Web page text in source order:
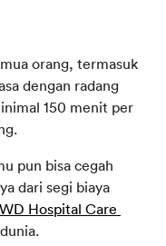
orang, termasuk
dengan radang
150 menit per
pun bisa cegah
dari segi biaya
Hospital Care